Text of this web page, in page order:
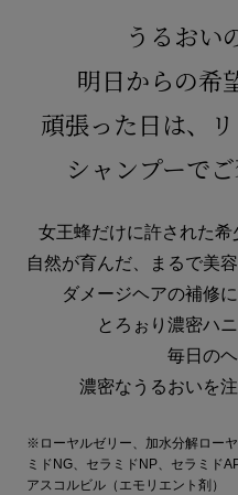
うるおい
明日からの希
頑張った日は、
シャンプーで
女王蜂だけに許された
自然が育んだ、まるで美
ダメージヘアの補修
とろぉり濃密ハ
毎日の
濃密なうるおいを
※ローヤルゼリー、加水分解ロー
ミドNG、セラミドNP、セラミド
アスコルビル（エモリエント剤）